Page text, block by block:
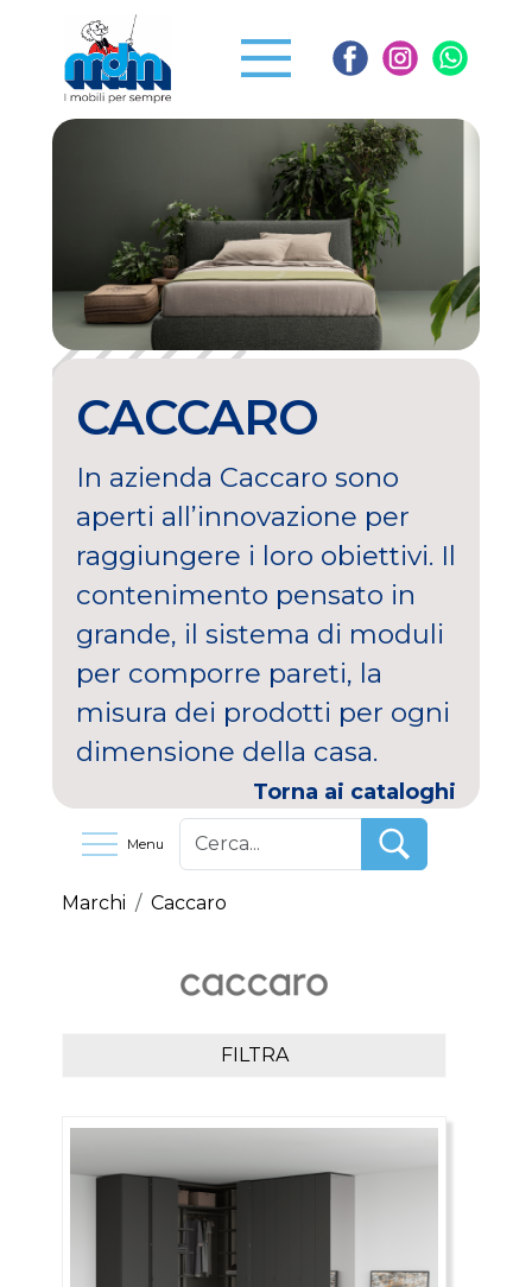
CACCARO
In azienda Caccaro sono
aperti all’innovazione per
raggiungere i loro obiettivi. Il
contenimento pensato in
grande, il sistema di moduli
per comporre pareti, la
misura dei prodotti per ogni
dimensione della casa.
Torna ai cataloghi